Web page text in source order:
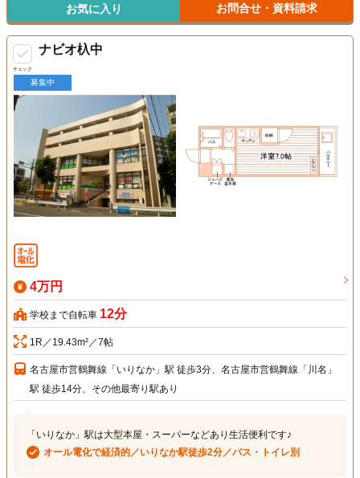
お気に入り お問合せ・資料請求
チェック
ナビオ杁中
募集中
4万円
学校まで自転車 12分
1R／19.43m²／7帖
名古屋市営鶴舞線「いりなか」駅 徒歩3分、名古屋市営鶴舞線「川名」
駅 徒歩14分、その他最寄り駅あり
「いりなか」駅は大型本屋・スーパーなどあり生活便利です♪
オール電化で経済的／いりなか駅徒歩2分／バス・トイレ別